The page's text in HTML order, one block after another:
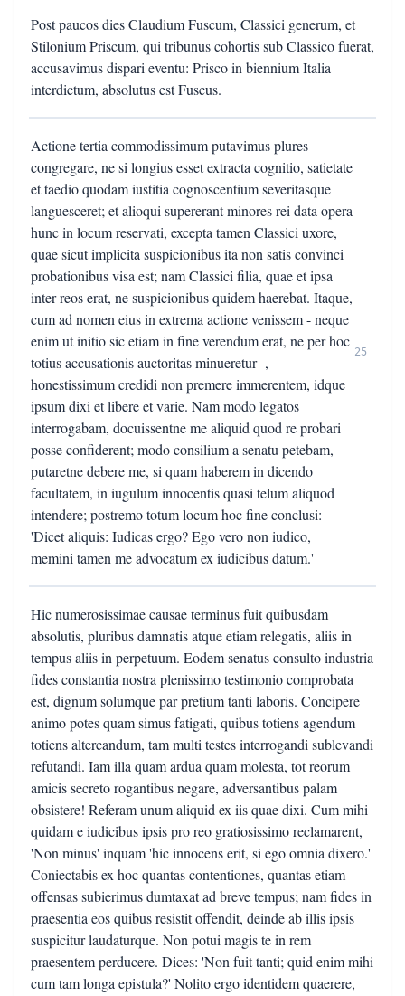
Post paucos dies Claudium Fuscum, Classici generum, et
Stilonium Priscum, qui tribunus cohortis sub Classico fuerat,
accusavimus dispari eventu: Prisco in biennium Italia
interdictum, absolutus est Fuscus.
Actione tertia commodissimum putavimus plures
congregare, ne si longius esset extracta cognitio, satietate
et taedio quodam iustitia cognoscentium severitasque
languesceret; et alioqui supererant minores rei data opera
hunc in locum reservati, excepta tamen Classici uxore,
quae sicut implicita suspicionibus ita non satis convinci
probationibus visa est; nam Classici filia, quae et ipsa
inter reos erat, ne suspicionibus quidem haerebat. Itaque,
cum ad nomen eius in extrema actione venissem - neque
enim ut initio sic etiam in fine verendum erat, ne per hoc
totius accusationis auctoritas minueretur -,
honestissimum credidi non premere immerentem, idque
ipsum dixi et libere et varie. Nam modo legatos
interrogabam, docuissentne me aliquid quod re probari
posse confiderent; modo consilium a senatu petebam,
putaretne debere me, si quam haberem in dicendo
facultatem, in iugulum innocentis quasi telum aliquod
intendere; postremo totum locum hoc fine conclusi:
'Dicet aliquis: Iudicas ergo? Ego vero non iudico,
memini tamen me advocatum ex iudicibus datum.'
25
Hic numerosissimae causae terminus fuit quibusdam
absolutis, pluribus damnatis atque etiam relegatis, aliis in
tempus aliis in perpetuum. Eodem senatus consulto industria
fides constantia nostra plenissimo testimonio comprobata
est, dignum solumque par pretium tanti laboris. Concipere
animo potes quam simus fatigati, quibus totiens agendum
totiens altercandum, tam multi testes interrogandi sublevandi
refutandi. Iam illa quam ardua quam molesta, tot reorum
amicis secreto rogantibus negare, adversantibus palam
obsistere! Referam unum aliquid ex iis quae dixi. Cum mihi
quidam e iudicibus ipsis pro reo gratiosissimo reclamarent,
'Non minus' inquam 'hic innocens erit, si ego omnia dixero.'
Coniectabis ex hoc quantas contentiones, quantas etiam
offensas subierimus dumtaxat ad breve tempus; nam fides in
praesentia eos quibus resistit offendit, deinde ab illis ipsis
suspicitur laudaturque. Non potui magis te in rem
praesentem perducere. Dices: 'Non fuit tanti; quid enim mihi
cum tam longa epistula?' Nolito ergo identidem quaerere,